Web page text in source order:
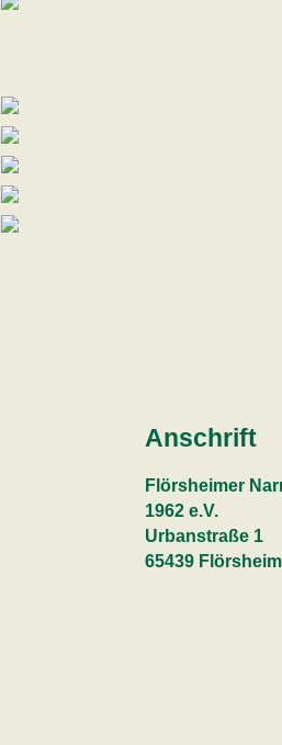
Anschrift
Flörsheimer
1962 e.V.
Urbanstraße 1
65439